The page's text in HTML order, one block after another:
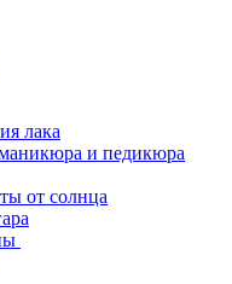
лака
и педикюра
от солнца